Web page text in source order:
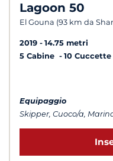
Lagoon 50
El Gouna (93 km da
2019
14.75 metri
5 Cabine
10 Cuccette
Equipaggio
Skipper, Cuoco/a,